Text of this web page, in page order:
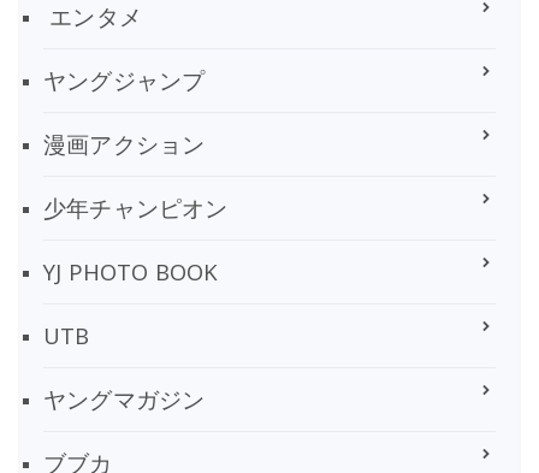
エンタメ
ヤングジャンプ
漫画アクション
少年チャンピオン
YJ PHOTO BOOK
UTB
ヤングマガジン
ブブカ